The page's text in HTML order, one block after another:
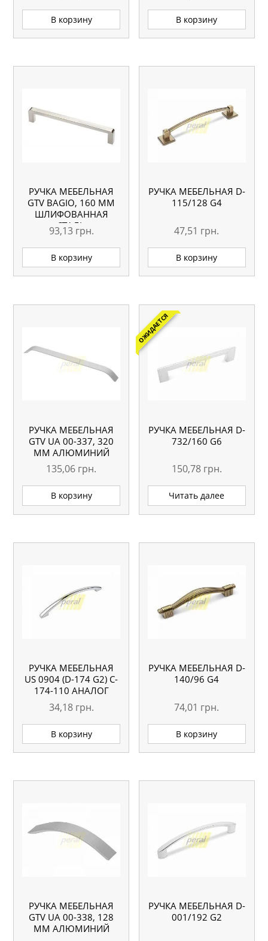
В корзину В корзину
РУЧКА МЕБЕЛЬНАЯ
GTV BAGIO, 160 ММ
ШЛИФОВАННАЯ
СТАЛЬ
93,13 грн.
В корзину
РУЧКА МЕБЕЛЬНАЯ D-
115/128 G4
47,51 грн.
В корзину
РУЧКА МЕБЕЛЬНАЯ
GTV UA 00-337, 320
ММ АЛЮМИНИЙ
135,06 грн.
В корзину
ОЖИДАЕТСЯ
РУЧКА МЕБЕЛЬНАЯ D-
732/160 G6
150,78 грн.
Читать далее
РУЧКА МЕБЕЛЬНАЯ
US 0904 (D-174 G2) C-
174-110 АНАЛОГ
34,18 грн.
В корзину
РУЧКА МЕБЕЛЬНАЯ D-
140/96 G4
74,01 грн.
В корзину
РУЧКА МЕБЕЛЬНАЯ
GTV UA 00-338, 128
ММ АЛЮМИНИЙ
РУЧКА МЕБЕЛЬНАЯ D-
001/192 G2